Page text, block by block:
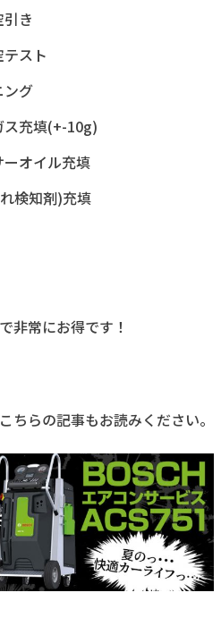
き
スト
ング
ス充填(+-10g)
オイル充填
検知剤)充填
非常にお得です！
ちらの記事もお読みください。